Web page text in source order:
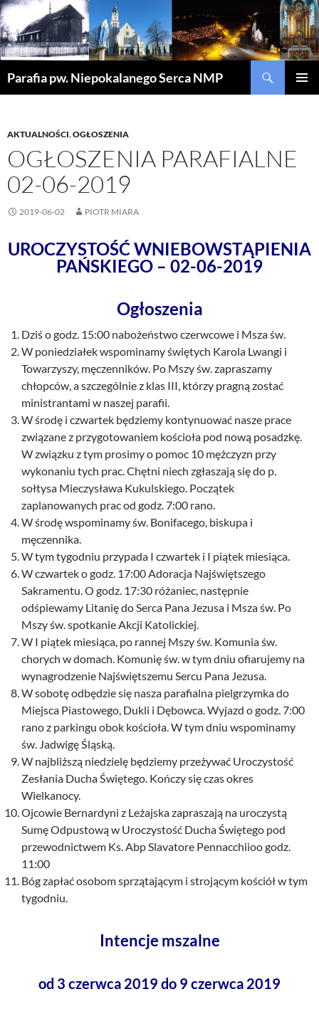
Parafia pw. Niepokalanego Serca NMP
AKTUALNOŚCI,OGŁOSZENIA
OGŁOSZENIA PARAFIALNE
02-06-2019
2019-06-02 PIOTR MIARA
UROCZYSTOŚĆ WNIEBOWSTĄPIENIA
PAŃSKIEGO – 02-06-2019
Ogłoszenia
Dziś o godz. 15:00 nabożeństwo czerwcowe i Msza św.
W poniedziałek wspominamy świętych Karola Lwangi i
Towarzyszy, męczenników. Po Mszy św. zapraszamy
chłopców, a szczególnie z klas III, którzy pragną zostać
ministrantami w naszej parafii.
W środę i czwartek będziemy kontynuować nasze prace
związane z przygotowaniem kościoła pod nową posadzkę.
W związku z tym prosimy o pomoc 10 mężczyzn przy
wykonaniu tych prac. Chętni niech zgłaszają się do p.
sołtysa Mieczysława Kukulskiego. Początek
zaplanowanych prac od godz. 7:00 rano.
W środę wspominamy św. Bonifacego, biskupa i
męczennika.
W tym tygodniu przypada I czwartek i I piątek miesiąca.
W czwartek o godz. 17:00 Adoracja Najświętszego
Sakramentu. O godz. 17:30 różaniec, następnie
odśpiewamy Litanię do Serca Pana Jezusa i Msza św. Po
Mszy św. spotkanie Akcji Katolickiej.
W I piątek miesiąca, po rannej Mszy św. Komunia św.
chorych w domach. Komunię św. w tym dniu ofiarujemy na
wynagrodzenie Najświętszemu Sercu Pana Jezusa.
W sobotę odbędzie się nasza parafialna pielgrzymka do
Miejsca Piastowego, Dukli i Dębowca. Wyjazd o godz. 7:00
rano z parkingu obok kościoła. W tym dniu wspominamy
św. Jadwigę Śląską.
W najbliższą niedzielę będziemy przeżywać Uroczystość
Zesłania Ducha Świętego. Kończy się czas okres
Wielkanocy.
Ojcowie Bernardyni z Leżajska zapraszają na uroczystą
Sumę Odpustową w Uroczystość Ducha Świętego pod
przewodnictwem Ks. Abp Slavatore Pennacchiioo godz.
11:00
Bóg zapłać osobom sprzątającym i strojącym kościół w tym
tygodniu.
Intencje mszalne
od 3 czerwca 2019 do 9 czerwca 2019